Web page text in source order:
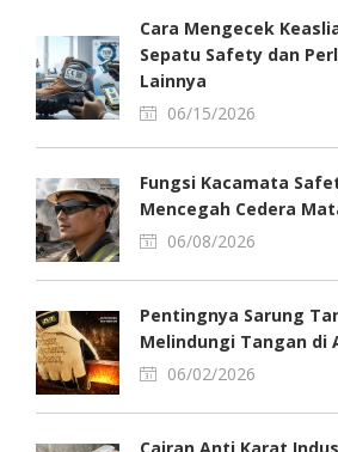
Cara Mengecek
Sepatu Safety dan
Lainnya
06/15/2026
Fungsi Kacamata
Mencegah Cedera
06/08/2026
Pentingnya Sarung
Melindungi Tangan di
06/02/2026